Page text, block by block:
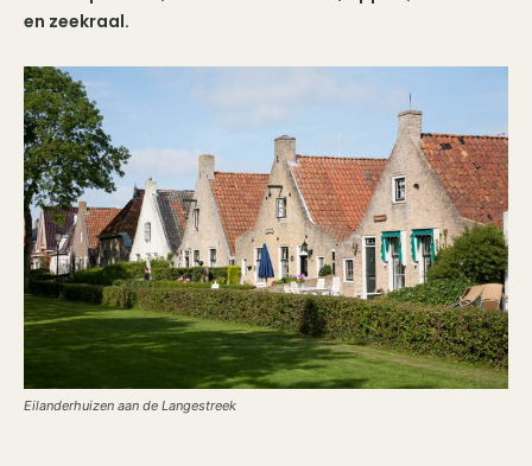
en zeekraal.
Eilanderhuizen aan de Langestreek